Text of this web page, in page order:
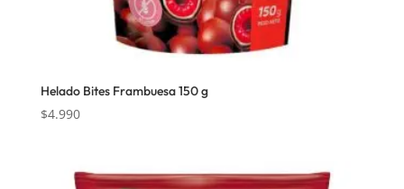
Helado Bites Frambuesa 150 g
$4.990